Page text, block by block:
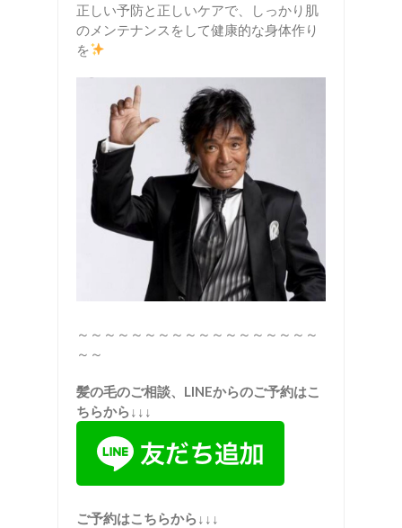
正しい予防と正しいケアで、しっかり肌
のメンテナンスをして健康的な身体作り
を
～～～～～～～～～～～～～～～～～～
～～
髪の毛のご相談、LINEからのご予約はこ
ちらから↓↓↓
ご予約はこちらから↓↓↓